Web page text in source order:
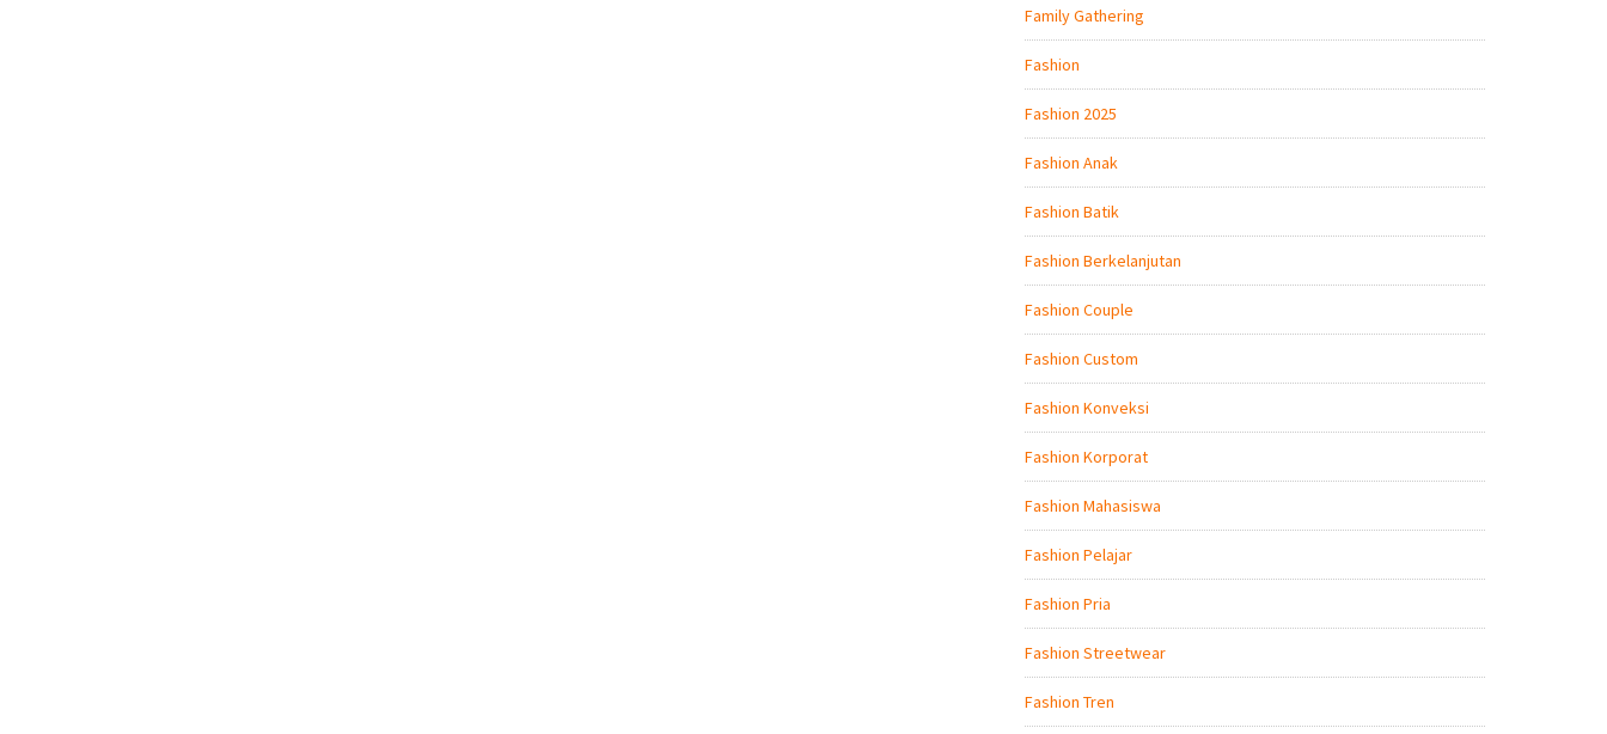
Family Gathering
Fashion
Fashion 2025
Fashion Anak
Fashion Batik
Fashion Berkelanjutan
Fashion Couple
Fashion Custom
Fashion Konveksi
Fashion Korporat
Fashion Mahasiswa
Fashion Pelajar
Fashion Pria
Fashion Streetwear
Fashion Tren